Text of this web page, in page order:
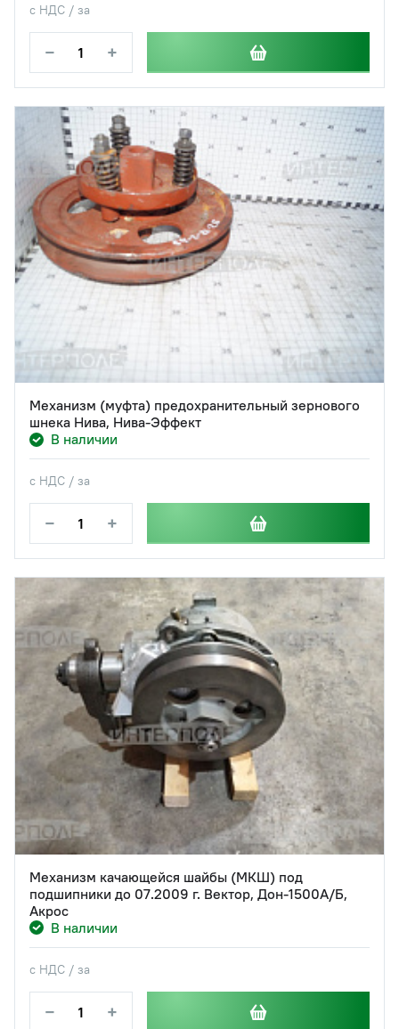
с НДС / за
− +
Механизм (муфта) предохранительный зернового
шнека Нива, Нива-Эффект
В наличии
с НДС / за
− +
Механизм качающейся шайбы (МКШ) под
подшипники до 07.2009 г. Вектор, Дон-1500А/Б,
Акрос
В наличии
с НДС / за
− +